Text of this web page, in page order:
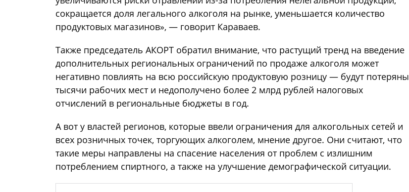
сокращается доля легального алкоголя на рынке, уменьшается количество
продуктовых магазинов», — говорит Караваев.
Также председатель АКОРТ обратил внимание, что растущий тренд на введение
дополнительных региональных ограничений по продаже алкоголя может
негативно повлиять на всю российскую продуктовую розницу — будут потеряны
тысячи рабочих мест и недополучено более 2 млрд рублей налоговых
отчислений в региональные бюджеты в год.
А вот у властей регионов, которые ввели ограничения для алкогольных сетей и
всех розничных точек, торгующих алкоголем, мнение другое. Они считают, что
такие меры направлены на спасение населения от проблем с излишним
потреблением спиртного, а также на улучшение демографической ситуации.